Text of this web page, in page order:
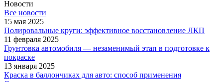
Новости
Все новости
15 мая 2025
Полировальные круги: эффективное восстановление ЛКП
11 февраля 2025
Грунтовка автомобиля — незаменимый этап в подготовке к
покраске
13 января 2025
Краска в баллончиках для авто: способ применения